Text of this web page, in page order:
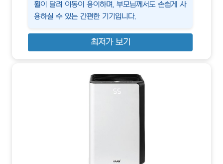
휠이 달려 이동이 용이하며, 부모님께서도 손쉽게 사
용하실 수 있는 간편한 기기입니다.
최저가 보기